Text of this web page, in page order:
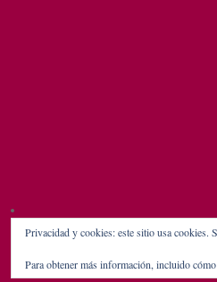
Privacidad y cookies: este sitio usa cookies.
Para obtener más información, incluido